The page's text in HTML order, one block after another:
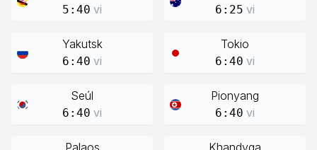
5:40 vi 6:25 vi
Yakutsk
6:40 vi
Tokio
6:40 vi
Seúl
6:40 vi
Pionyang
6:40 vi
Palaos Khandyga